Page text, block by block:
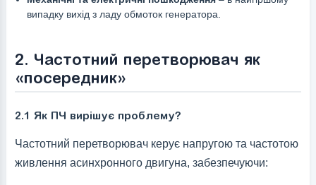
випадку вихід з ладу обмоток генератора.
2. Частотний перетворювач як
«посередник»
2.1 Як ПЧ вирішує проблему?
Частотний перетворювач керує напругою та частотою
живлення асинхронного двигуна, забезпечуючи: